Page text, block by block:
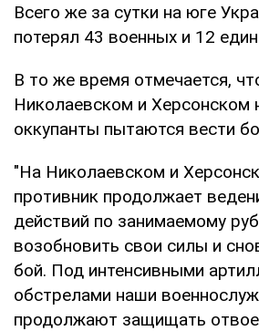
Всего же за сутки на юге
потерял 43 военных и 12
В то же время отмечается,
Николаевском и Херсонском
оккупанты пытаются вести
"На Николаевском и
противник продолжает
действий по занимаемому
возобновить свои силы и
бой. Под интенсивными
обстрелами наши
продолжают защищать